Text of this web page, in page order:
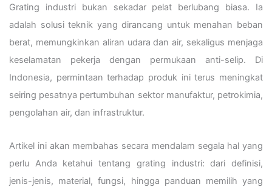
Grating industri bukan sekadar pelat berlubang biasa. Ia
adalah solusi teknik yang dirancang untuk menahan beban
berat, memungkinkan aliran udara dan air, sekaligus menjaga
keselamatan pekerja dengan permukaan anti-selip. Di
Indonesia, permintaan terhadap produk ini terus meningkat
seiring pesatnya pertumbuhan sektor manufaktur, petrokimia,
pengolahan air, dan infrastruktur.
Artikel ini akan membahas secara mendalam segala hal yang
perlu Anda ketahui tentang grating industri: dari definisi,
jenis-jenis, material, fungsi, hingga panduan memilih yang